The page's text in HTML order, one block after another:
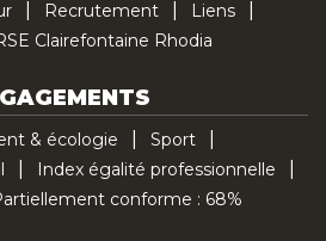
Recrutement
Liens
Clairefontaine Rhodia
& écologie
Sport
Index égalité professionnelle
conforme : 68%